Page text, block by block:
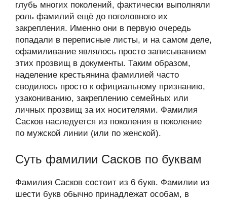
глубь многих поколений, фактически выполняли
роль фамилий ещё до поголовного их
закрепления. Именно они в первую очередь
попадали в переписные листы, и на самом деле,
офамиливание являлось просто записыванием
этих прозвищ в документы. Таким образом,
наделение крестьянина фамилией часто
сводилось просто к официальному признанию,
узакониванию, закреплению семейных или
личных прозвищ за их носителями. Фамилия
Сасков наследуется из поколения в поколение
по мужской линии (или по женской).
Суть фамилии Сасков по буквам
Фамилия Сасков состоит из 6 букв. Фамилии из
шести букв обычно принадлежат особам, в